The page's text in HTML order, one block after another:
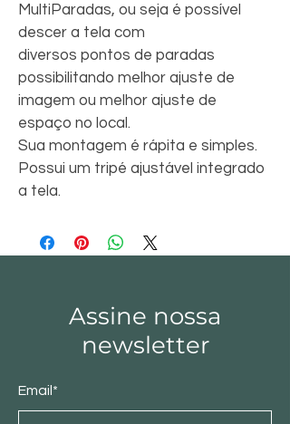
MultiParadas, ou seja é possível
descer a tela com
diversos pontos de paradas
possibilitando melhor ajuste de
imagem ou melhor ajuste de
espaço no local.
Sua montagem é rápita e simples.
Possui um tripé ajustável integrado
a tela.
Assine nossa
newsletter
Email*